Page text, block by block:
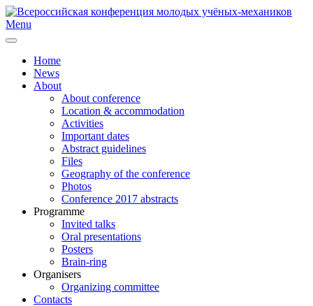
Menu
Home
News
About
About conference
Location & accommodation
Activities
Important dates
Abstract guidelines
Files
Geography of the conference
Photos
Conference 2017 abstracts
Programme
Invited talks
Oral presentations
Posters
Brain-ring
Organisers
Organizing committee
Contacts